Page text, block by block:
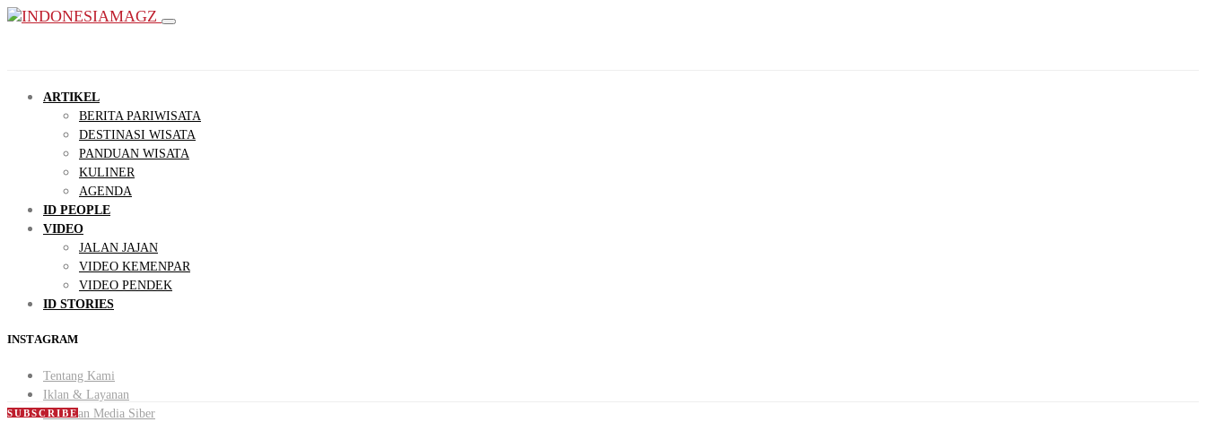
ARTIKEL
BERITA PARIWISATA
DESTINASI WISATA
PANDUAN WISATA
KULINER
AGENDA
ID PEOPLE
VIDEO
JALAN JAJAN
VIDEO KEMENPAR
VIDEO PENDEK
ID STORIES
INSTAGRAM
Tentang Kami
Iklan & Layanan
Pedoman Media Siber
SUBSCRIBE